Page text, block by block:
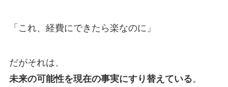
「これ、経費にできたら楽なのに」
だがそれは、
未来の可能性を現在の事実にすり替えている。